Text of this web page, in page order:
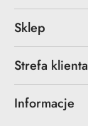
Sklep
Strefa klienta
Informacje